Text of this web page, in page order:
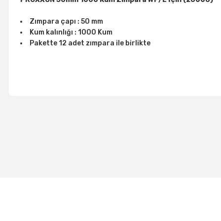
Zımpara çapı : 50 mm
Kum kalınlığı : 1000 Kum
Pakette 12 adet zımpara ile birlikte